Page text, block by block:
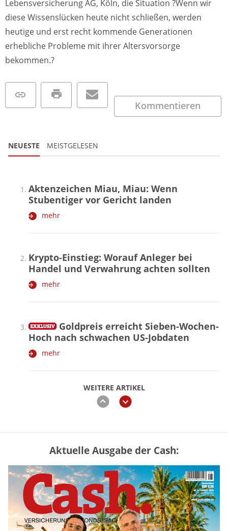
Lebensversicherung AG, Köln, die Situation ?Wenn wir
diese Wissenslücken heute nicht schließen, werden
heutige und erst recht kommende Generationen
erhebliche Probleme mit ihrer Altersvorsorge
bekommen.?
Kommentieren
NEUESTE MEISTGELESEN
WEITERE ARTIKEL
zurückweiter
Aktenzeichen Miau, Miau: Wenn
Stubentiger vor Gericht landen
mehr
Krypto-Einstieg: Worauf Anleger bei
Handel und Verwahrung achten sollten
mehr
Goldpreis erreicht Sieben-Wochen-
Hoch nach schwachen US-Jobdaten
mehr
Vermieter-Zutritt: Wann Mieter
die Wohnung öffnen müssen
mehr
Goldpreis erreicht Sieben-Wochen-
Aktuelle Ausgabe der Cash: